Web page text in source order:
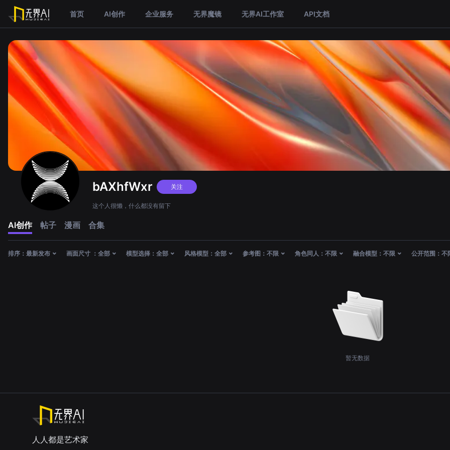
首页 AI创作 企业服务 无界魔镜 无界AI工作室 API文档
bAXhfWxr 关注
这个人很懒，什么都没有留下
AI创作 帖子 漫画 合集
排序： 最新发布 画面尺寸 ： 全部 模型选择： 全部 风格模型： 全部 参考图： 不限 角色同人： 不限 融合模型： 不限 公开范围： 不
暂无数据
人人都是艺术家